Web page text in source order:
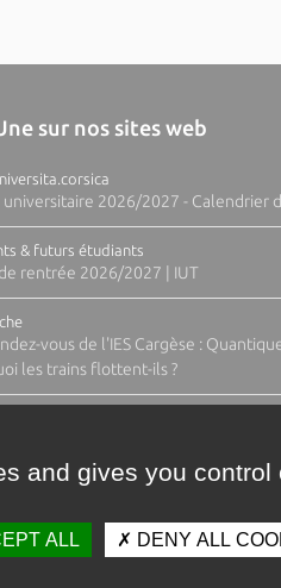
sur nos sites web
2026/2027 - Calendrier
& futurs étudiants
rentrée 2026/2027 | IUT
vous de l'IES Cargèse :
les trains flottent-ils ?
and gives you
ALL DENY ALL